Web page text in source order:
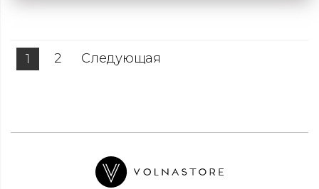
1 2 Следующая